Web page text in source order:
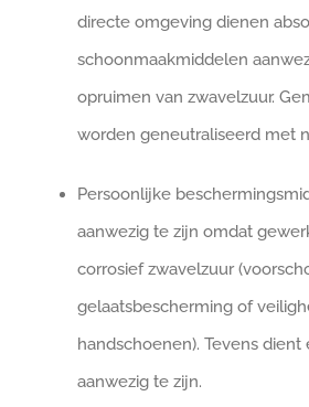
directe omgeving dienen
schoonmaakmiddelen
opruimen van zwavelzuur.
worden geneutraliseerd met
Persoonlijke
aanwezig te zijn omdat
corrosief zwavelzuur
gelaatsbescherming of
handschoenen). Tevens
aanwezig te zijn.